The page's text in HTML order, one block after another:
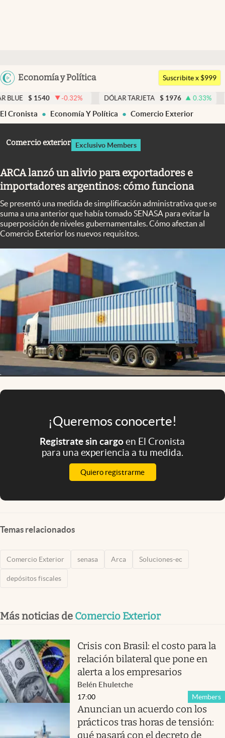
Argentina
Economía y Política
Members
Economía y Política
Finanzas y Mercados
Columnistas
Otras secciones
Apertura
Infotechnology
Clase
Clima
Mundial 2026
Eventos Corporativos
El Cronista Studio
Mediakit
abre en nueva pestaña
Suscribite x $999
-0.32% DÓLAR TARJETA $ 1976 0.33 % DÓLAR MEP
El Cronista Economía Y Política Comercio Exterior
Comercio exterior Exclusivo Members
ARCA lanzó un alivio para exportadores e
importadores argentinos: cómo funciona
Se presentó una medida de simplificación administrativa que se
suma a una anterior que había tomado SENASA para evitar la
superposición de niveles gubernamentales. Cómo afectan al
Comercio Exterior los nuevos requisitos.
¡Queremos conocerte!
Registrate sin cargoen El Cronista
para una experiencia a tu medida.
Quiero registrarme
Temas relacionados
Comercio Exterior senasa Arca Soluciones-ec
depósitos fiscales
Más noticias de Comercio Exterior
Crisis con Brasil: el costo para la
relación bilateral que pone en
alerta a los empresarios
Belén Ehuletche
Members
17:00
Anuncian un acuerdo con los
prácticos tras horas de tensión:
qué pasará con el decreto de